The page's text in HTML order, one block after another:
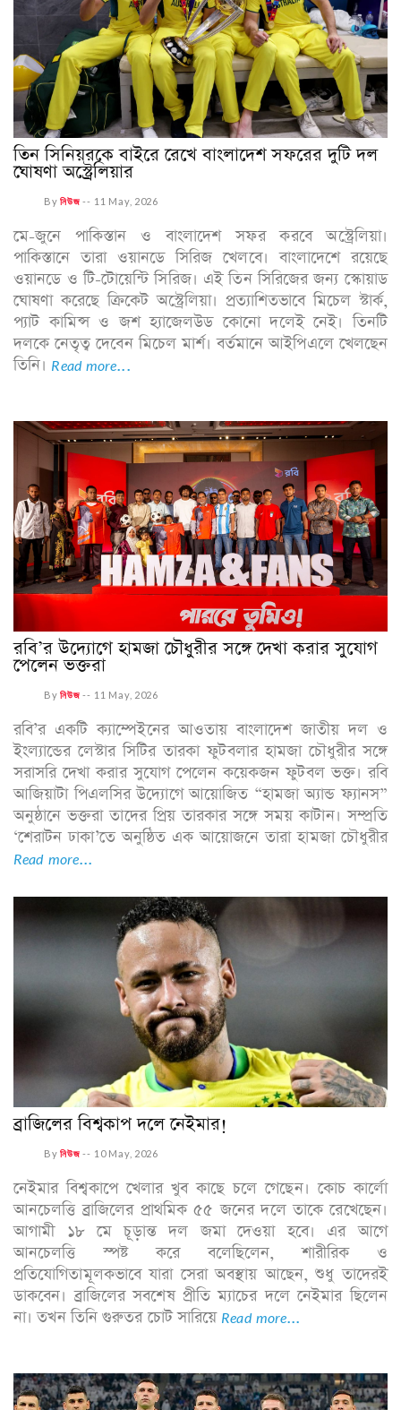
তিন সিনিয়রকে বাইরে রেখে বাংলাদেশ সফরের দুটি দল
ঘোষণা অস্ট্রেলিয়ার
Byনিউজ -- 11 May, 2026
মে-জুনে পাকিস্তান ও বাংলাদেশ সফর করবে অস্ট্রেলিয়া।
পাকিস্তানে তারা ওয়ানডে সিরিজ খেলবে। বাংলাদেশে রয়েছে
ওয়ানডে ও টি-টোয়েন্টি সিরিজ। এই তিন সিরিজের জন্য স্কোয়াড
ঘোষণা করেছে ক্রিকেট অস্ট্রেলিয়া। প্রত্যাশিতভাবে মিচেল স্টার্ক,
প্যাট কামিন্স ও জশ হ্যাজেলউড কোনো দলেই নেই। তিনটি
দলকে নেতৃত্ব দেবেন মিচেল মার্শ। বর্তমানে আইপিএলে খেলছেন
তিনি। Read more...
রবি’র উদ্যোগে হামজা চৌধুরীর সঙ্গে দেখা করার সুযোগ
পেলেন ভক্তরা
Byনিউজ -- 11 May, 2026
রবি’র একটি ক্যাম্পেইনের আওতায় বাংলাদেশ জাতীয় দল ও
ইংল্যান্ডের লেস্টার সিটির তারকা ফুটবলার হামজা চৌধুরীর সঙ্গে
সরাসরি দেখা করার সুযোগ পেলেন কয়েকজন ফুটবল ভক্ত। রবি
আজিয়াটা পিএলসির উদ্যোগে আয়োজিত “হামজা অ্যান্ড ফ্যানস”
অনুষ্ঠানে ভক্তরা তাদের প্রিয় তারকার সঙ্গে সময় কাটান। সম্প্রতি
‘শেরাটন ঢাকা’তে অনুষ্ঠিত এক আয়োজনে তারা হামজা চৌধুরীর
Read more...
ব্রাজিলের বিশ্বকাপ দলে নেইমার!
Byনিউজ -- 10 May, 2026
নেইমার বিশ্বকাপে খেলার খুব কাছে চলে গেছেন। কোচ কার্লো
আনচেলত্তি ব্রাজিলের প্রাথমিক ৫৫ জনের দলে তাকে রেখেছেন।
আগামী ১৮ মে চূড়ান্ত দল জমা দেওয়া হবে। এর আগে
আনচেলত্তি স্পষ্ট করে বলেছিলেন, শারীরিক ও
প্রতিযোগিতামূলকভাবে যারা সেরা অবস্থায় আছেন, শুধু তাদেরই
ডাকবেন। ব্রাজিলের সবশেষ প্রীতি ম্যাচের দলে নেইমার ছিলেন
না। তখন তিনি গুরুতর চোট সারিয়ে Read more...